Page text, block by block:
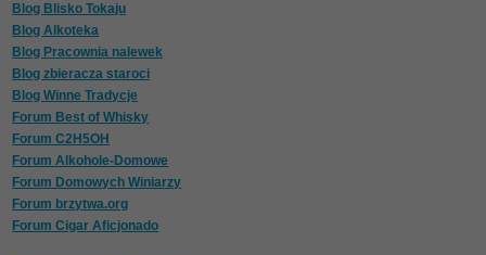
Blog Blisko Tokaju
Blog Alkoteka
Blog Pracownia nalewek
Blog zbieracza staroci
Blog Winne Tradycje
Forum Best of Whisky
Forum C2H5OH
Forum Alkohole-Domowe
Forum Domowych Winiarzy
Forum brzytwa.org
Forum Cigar Aficjonado